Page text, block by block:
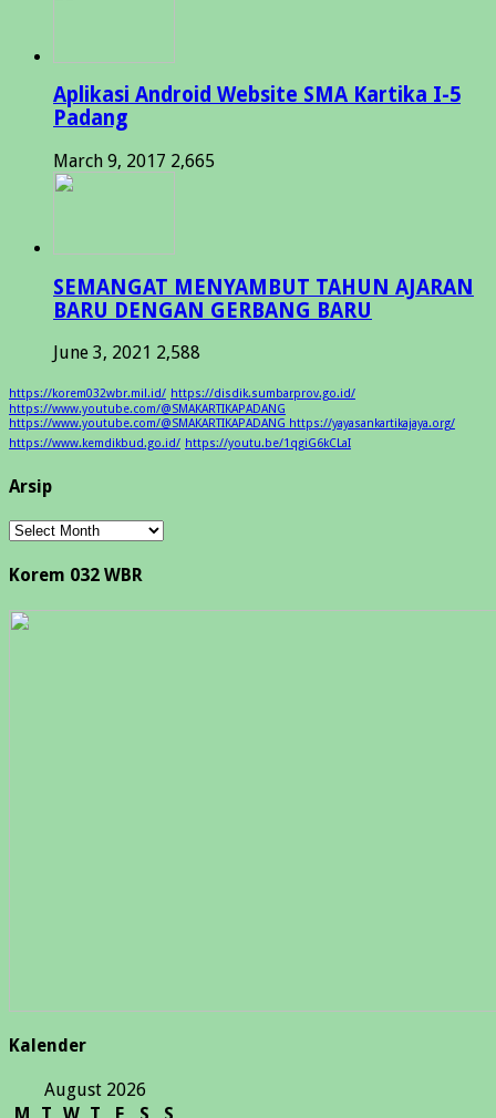
Aplikasi Android Website SMA Kartika I-5
Padang
March 9, 2017 2,665
SEMANGAT MENYAMBUT TAHUN AJARAN
BARU DENGAN GERBANG BARU
June 3, 2021 2,588
https://korem032wbr.mil.id/ https://disdik.sumbarprov.go.id/
https://www.youtube.com/@SMAKARTIKAPADANG
https://www.youtube.com/@SMAKARTIKAPADANG https://yayasankartikajaya.org/
https://www.kemdikbud.go.id/ https://youtu.be/1qgiG6kCLaI
Arsip
Arsip
Korem 032 WBR
Kalender
August 2026